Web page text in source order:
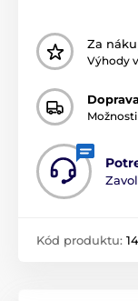
Za
Výhody
Kód produktu: